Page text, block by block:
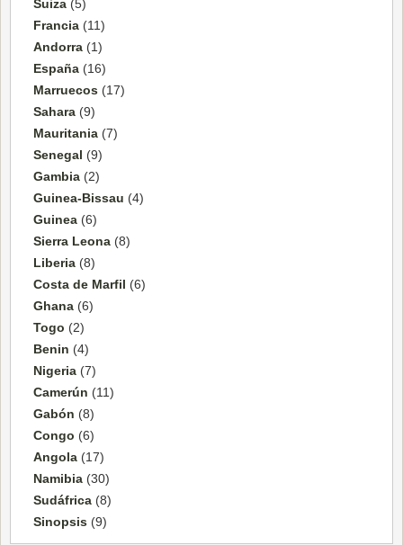
Suiza (5)
Francia (11)
Andorra (1)
España (16)
Marruecos (17)
Sahara (9)
Mauritania (7)
Senegal (9)
Gambia (2)
Guinea-Bissau (4)
Guinea (6)
Sierra Leona (8)
Liberia (8)
Costa de Marfil (6)
Ghana (6)
Togo (2)
Benin (4)
Nigeria (7)
Camerún (11)
Gabón (8)
Congo (6)
Angola (17)
Namibia (30)
Sudáfrica (8)
Sinopsis (9)